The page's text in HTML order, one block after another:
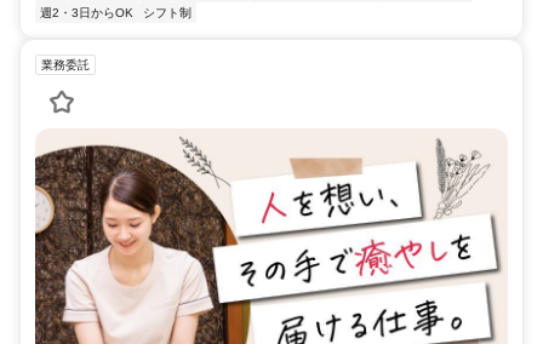
週2・3日からOK
シフト制
業務委託